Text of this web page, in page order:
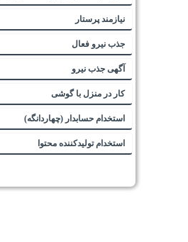
نیازمند پرستار
جذب نیرو فعال
آگهی جذب نیرو
کار در منزل با گوشی
استخدام حسابدار (چهاردانگه)
استخدام تولیدکننده محتوا